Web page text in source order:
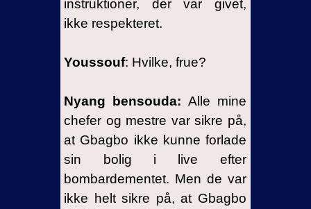
instruktioner, der var givet,
ikke respekteret.
Youssouf: Hvilke, frue?
Nyang bensouda: Alle mine
chefer og mestre var sikre på,
at Gbagbo ikke kunne forlade
sin bolig i live efter
bombardementet. Men de var
ikke helt sikre på, at Gbagbo